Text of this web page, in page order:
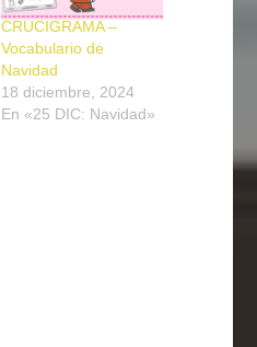
CRUCIGRAMA –
Vocabulario de
Navidad
18 diciembre, 2024
En «25 DIC: Navidad»